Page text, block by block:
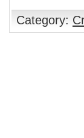
Category: